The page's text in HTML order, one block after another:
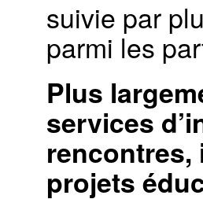
suivie par
parmi les
Plus
services
projets